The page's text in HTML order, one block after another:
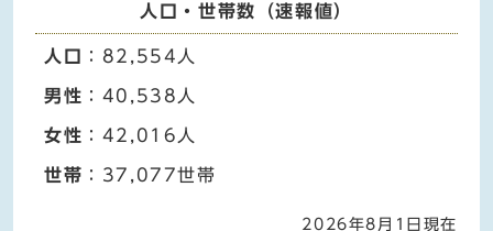
人口・世帯数（速報値）
人口 ：82,554人
男性 ：40,538人
女性 ：42,016人
世帯 ：37,077世帯
2026年8月1日現在